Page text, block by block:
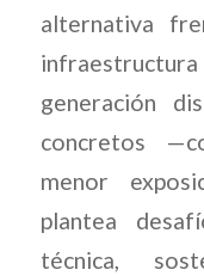
alternativa
generación
concretos
menor
plantea
técnica,